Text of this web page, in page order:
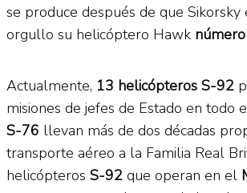
se produce después de que Sikorsky
orgullo su helicóptero Hawk
Actualmente, 13 helicópteros S-92
misiones de jefes de Estado en todo
S-76 llevan más de dos décadas
transporte aéreo a la Familia Real
helicópteros S-92 que operan en el